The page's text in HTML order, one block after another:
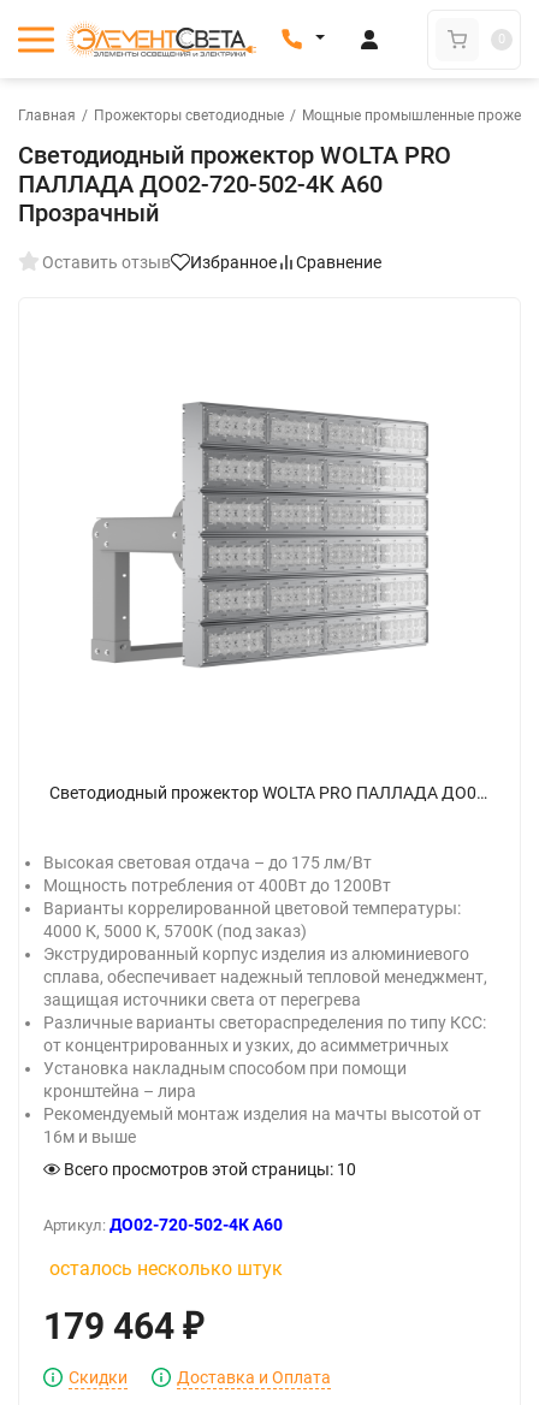
0
Главная / Прожекторы светодиодные / Мощные промышленные
Светодиодный прожектор WOLTA PRO
ПАЛЛАДА ДО02-720-502-4К А60
Прозрачный
Оставить отзыв Избранное Сравнение
Светодиодный прожектор WOLTA PRO ПАЛЛАДА ДО02-720-502-4К А60 Прозрачный - фото 1.
Высокая световая отдача – до 175 лм/Вт
Мощность потребления от 400Вт до 1200Вт
Варианты коррелированной цветовой температуры:
4000 К, 5000 К, 5700К (под заказ)
Экструдированный корпус изделия из алюминиевого
сплава, обеспечивает надежный тепловой менеджмент,
защищая источники света от перегрева
Различные варианты светораспределения по типу КСС:
от концентрированных и узких, до асимметричных
Установка накладным способом при помощи
кронштейна – лира
Рекомендуемый монтаж изделия на мачты высотой от
16м и выше
Всего просмотров этой страницы: 10
Артикул: ДО02-720-502-4К А60
осталось несколько штук
179 464 ₽
Скидки Доставка и Оплата